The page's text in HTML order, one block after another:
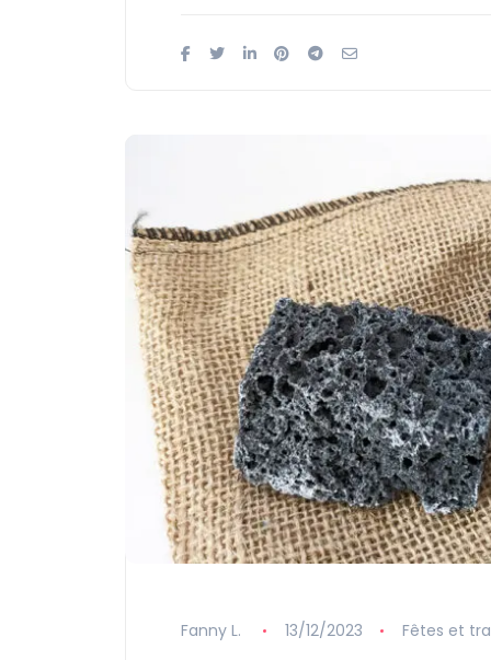
Fanny L. 13/12/2023 Fêtes et